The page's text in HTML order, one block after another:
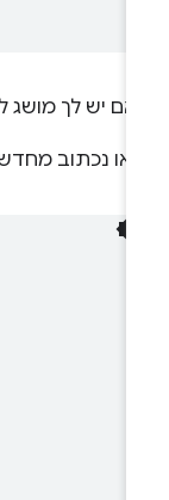
יש לך מושג
נכתוב מחדש